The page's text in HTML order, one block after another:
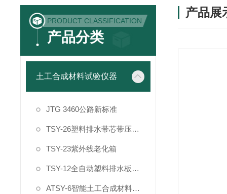
PRODUCT CLASSIFICATION
产品分类
土工合成材料试验仪器
JTG 3460公路新标准
TSY-26塑料排水带芯带压屈强度试验机
TSY-23紫外线老化箱
TSY-12全自动塑料排水板纵向通水量测定仪
ATSY-6智能土工合成材料制样系统
产品展